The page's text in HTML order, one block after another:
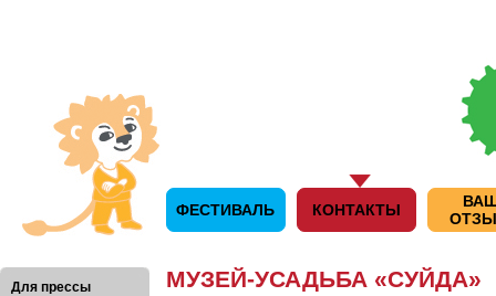
ФЕСТИВАЛЬ КОНТАКТЫ
Для прессы
МУЗЕЙ-УСАДЬБА «СУЙДА»